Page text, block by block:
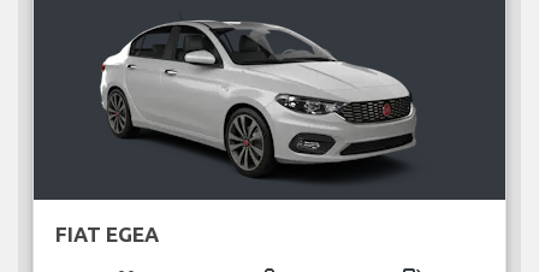
FIAT EGEA